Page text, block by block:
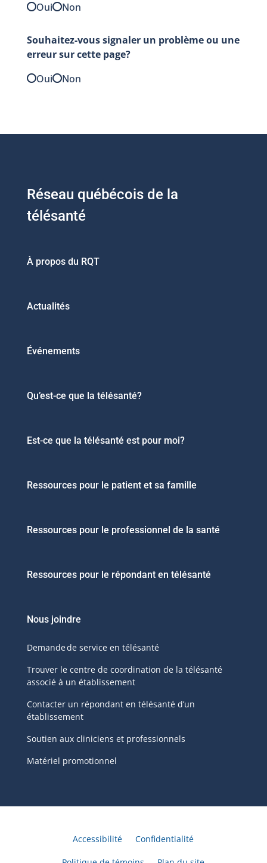
Oui
Non
Souhaitez-vous signaler un problème ou une
erreur sur cette page?
Oui
Non
Réseau québécois de la
télésanté
À propos du RQT
Actualités
Événements
Qu’est-ce que la télésanté?
Est-ce que la télésanté est pour moi?
Ressources pour le patient et sa famille
Ressources pour le professionnel de la santé
Ressources pour le répondant en télésanté
Nous joindre
Demande de service en télésanté
Trouver le centre de coordination de la télésanté
associé à un établissement
Contacter un répondant en télésanté d’un
établissement
Soutien aux cliniciens et professionnels
Matériel promotionnel
Accessibilité Confidentialité